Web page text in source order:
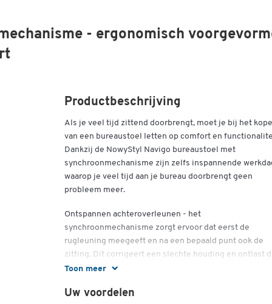
- ergonomisch
Toon meer
Productbeschrijving
Als je veel tijd zittend doorbrengt, moet je bij het
van een bureaustoel letten op comfort en
Dankzij de NowyStyl Navigo bureaustoel met
synchroonmechanisme zijn zelfs inspannende
waarop je veel tijd aan je bureau doorbrengt geen
probleem meer.
Ontspannen achteroverleunen - het
synchroonmechanisme zorgt ervoor dat eerst de
rugleuning meegeeft en na een bepaald punt ook de
zitting. Dit corrigeert een slechte houding en ontlast
rug.
De stoel heeft een rugleuning van 520 millimeter
Uw voordelen